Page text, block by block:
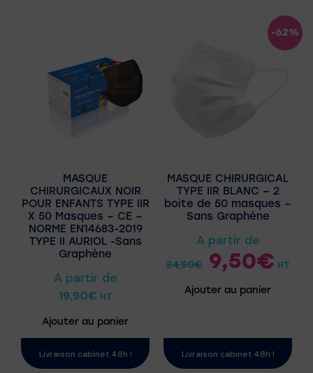
MASQUE
CHIRURGICAUX NOIR
POUR ENFANTS TYPE IIR
X 50 Masques – CE –
NORME EN14683-2019
TYPE II AURIOL -Sans
Graphène
A partir de
19,90€ HT
Ajouter au panier
Livraison cabinet 48h !
-62%
MASQUE CHIRURGICAL
TYPE IIR BLANC – 2
boite de 50 masques –
Sans Graphène
A partir de
24,90€ 9,50€ HT
Ajouter au panier
Livraison cabinet 48h !